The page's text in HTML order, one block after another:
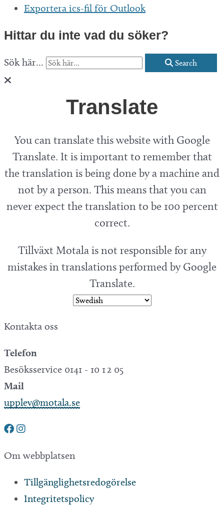
Exportera ics-fil för Outlook
Hittar du inte vad du söker?
Sök här... Search
Translate
You can translate this website with Google
Translate. It is important to remember that
the translation is being done by a machine and
not by a person. This means that you can
never expect the translation to be 100 percent
correct.
Tillväxt Motala is not responsible for any
mistakes in translations performed by Google
Translate.
Kontakta oss
Telefon
Besöksservice 0141 - 10 1 2 05
Mail
upplev@motala.se
Om webbplatsen
Tillgänglighetsredogörelse
Integritetspolicy